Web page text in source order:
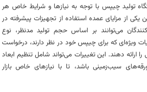
تولید چیپس با توجه به نیازها و شرایط خاص هر
یکی از مزایای عمده استفاده از تجهیزات پیشرفته در
می‌توانند بر اساس حجم تولید مدنظر، نوع
ویژه‌ای که برای چیپس خود در نظر دارند، درخواست
ارائه دهند. این تغییرات می‌تواند شامل تنظیم ابعاد
سیب‌زمینی باشد، تا با نیازهای خاص بازار